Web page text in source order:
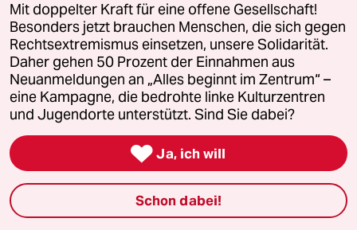
Politik
Öko
Gesellschaft
Sport
Berlin
Mit doppelter Kraft für eine offene Gesellschaft!
Besonders jetzt brauchen Menschen, die sich gegen
Rechtsextremismus einsetzen, unsere Solidarität.
Daher gehen 50 Prozent der Einnahmen aus
Neuanmeldungen an „Alles beginnt im Zentrum“ –
eine Kampagne, die bedrohte linke Kulturzentren
und Jugendorte unterstützt. Sind Sie dabei?
 Ja, ich will
Schon dabei!